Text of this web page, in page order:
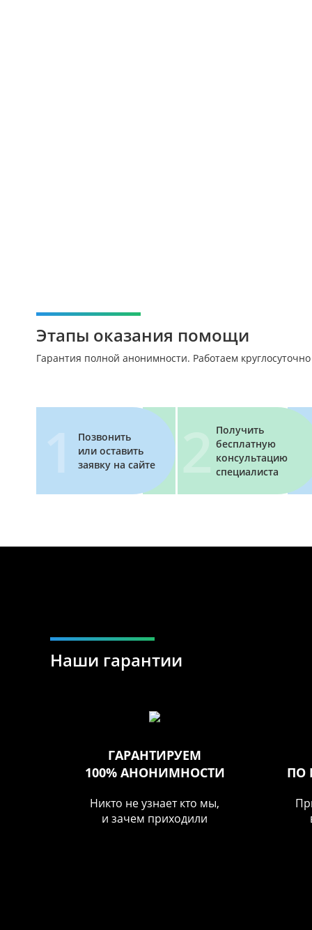
Этапы оказания помощи
Гарантия полной анонимности. Работаем круглосуточно
Позвонить
или оставить
заявку на сайте
Получить
бесплатную
консультацию
специалиста
Наши гарантии
ГАРАНТИРУЕМ
100% АНОНИМНОСТИ
Никто не узнает кто мы,
и зачем приходили
ПО